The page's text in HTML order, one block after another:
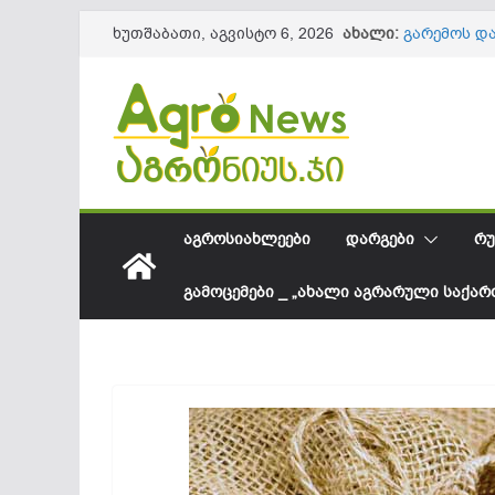
content
ხუთშაბათი, აგვისტო 6, 2026 ახალი: გარემოს
სეზონის
61,8
10
ქვეყანაში
ᲐᲒᲠᲝᲡᲘᲐᲮᲚᲔᲔᲑᲘ ᲓᲐᲠᲒᲔᲑᲘ
ᲒᲐᲛᲝᲪᲔᲛᲔᲑᲘ _ „ᲐᲮᲐᲚᲘ ᲐᲒᲠᲐᲠᲣᲚᲘ